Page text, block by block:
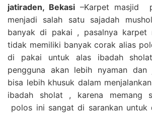
jatiraden, Bekasi –Karpet masjid
menjadi salah satu sajadah
banyak di pakai , pasalnya karpet
tidak memiliki banyak corak alias
di pakai untuk alas ibadah
pengguna akan lebih nyaman dan
bisa lebih khusuk dalam
ibadah sholat , karena memang
polos ini sangat di sarankan untuk